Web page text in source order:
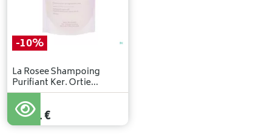
-10%
La Rosee Shampoing
Purifiant Ker. Ortie
Rech.400ml
17,90
16,11€